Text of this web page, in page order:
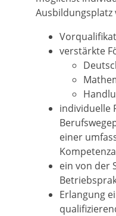
verstärkte
individuelle
einer
ein von der
Erlangung